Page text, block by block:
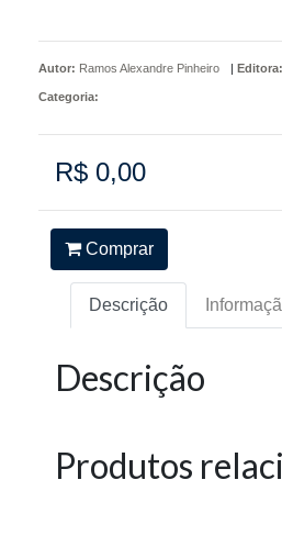
Autor: Ramos Alexandre Pinheiro | Editora:
Categoria:
R$ 0,00
Comprar
Descrição
Descrição
Produtos